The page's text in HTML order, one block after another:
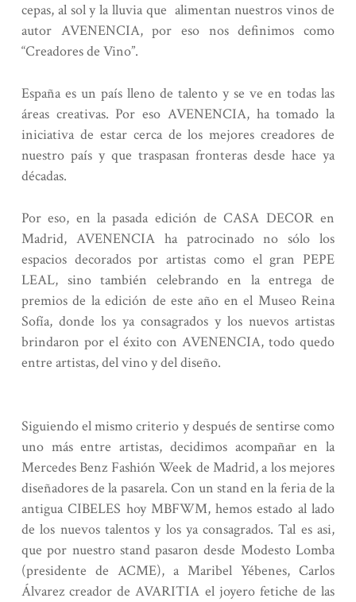
cepas, al sol y la lluvia que alimentan nuestros vinos de
autor AVENENCIA, por eso nos definimos como
“Creadores de Vino”.
España es un país lleno de talento y se ve en todas las
áreas creativas. Por eso AVENENCIA, ha tomado la
iniciativa de estar cerca de los mejores creadores de
nuestro país y que traspasan fronteras desde hace ya
décadas.
Por eso, en la pasada edición de CASA DECOR en
Madrid, AVENENCIA ha patrocinado no sólo los
espacios decorados por artistas como el gran PEPE
LEAL, sino también celebrando en la entrega de
premios de la edición de este año en el Museo Reina
Sofía, donde los ya consagrados y los nuevos artistas
brindaron por el éxito con AVENENCIA, todo quedo
entre artistas, del vino y del diseño.
Siguiendo el mismo criterio y después de sentirse como
uno más entre artistas, decidimos acompañar en la
Mercedes Benz Fashión Week de Madrid, a los mejores
diseñadores de la pasarela. Con un stand en la feria de la
antigua CIBELES hoy MBFWM, hemos estado al lado
de los nuevos talentos y los ya consagrados. Tal es asi,
que por nuestro stand pasaron desde Modesto Lomba
(presidente de ACME), a Maribel Yébenes, Carlos
Álvarez creador de AVARITIA el joyero fetiche de las